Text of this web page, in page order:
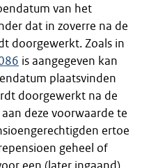
van het
dat in zoverre na de
doorgewerkt. Zoals in
is aangegeven kan
plaatsvinden
doorgewerkt na de
deze voorwaarde te
ertoe
geheel of